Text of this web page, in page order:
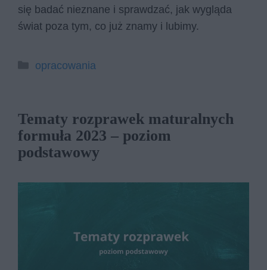
się badać nieznane i sprawdzać, jak wygląda
świat poza tym, co już znamy i lubimy.
Kategorie
opracowania
Tematy rozprawek maturalnych
formuła 2023 – poziom
podstawowy